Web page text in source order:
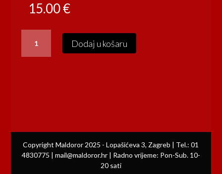
15.00€
DIAMOND
Them
Dodaj u košaru
Copyright Maldoror 2025 - Lopašićeva 3, Zagreb | Tel.: 01
4830775 | mail@maldoror.hr | Radno vrijeme: Pon-Sub. 10-
20 sati